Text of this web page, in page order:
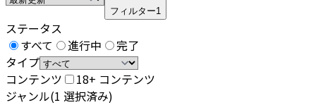
フィルター1
ステータス
すべて
進行中
完了
タイプ
コンテンツ
18+ コンテンツ
ジャンル(1 選択済み)